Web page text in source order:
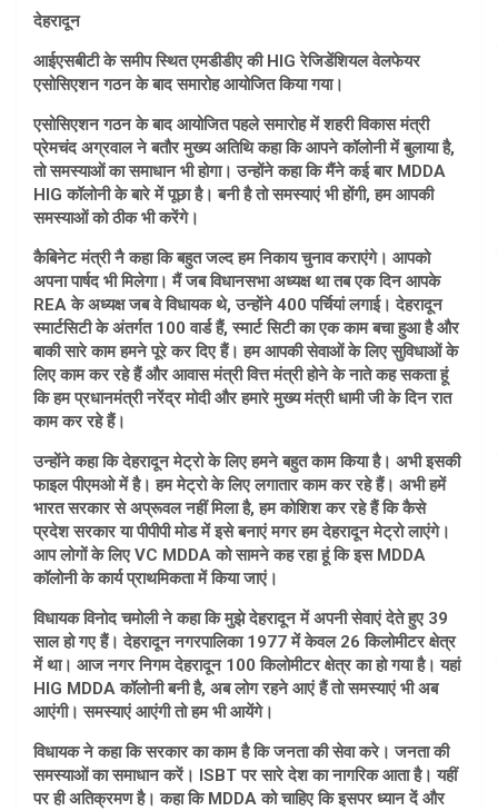
देहरादून
आईएसबीटी के समीप स्थित एमडीडीए की HIG रेजिडेंशियल वेलफेयर
एसोसिएशन गठन के बाद समारोह आयोजित किया गया।
एसोसिएशन गठन के बाद आयोजित पहले समारोह में शहरी विकास मंत्री
प्रेमचंद अग्रवाल ने बतौर मुख्य अतिथि कहा कि आपने कॉलोनी में बुलाया है,
तो समस्याओं का समाधान भी होगा। उन्होंने कहा कि मैंने कई बार MDDA
HIG कॉलोनी के बारे में पूछा है। बनी है तो समस्याएं भी होंगी, हम आपकी
समस्याओं को ठीक भी करेंगे।
कैबिनेट मंत्री नै कहा कि बहुत जल्द हम निकाय चुनाव कराएंगे। आपको
अपना पार्षद भी मिलेगा। मैं जब विधानसभा अध्यक्ष था तब एक दिन आपके
REA के अध्यक्ष जब वे विधायक थे, उन्होंने 400 पर्चियां लगाई। देहरादून
स्मार्टसिटी के अंतर्गत 100 वार्ड हैं, स्मार्ट सिटी का एक काम बचा हुआ है और
बाकी सारे काम हमने पूरे कर दिए हैं। हम आपकी सेवाओं के लिए सुविधाओं के
लिए काम कर रहे हैं और आवास मंत्री वित्त मंत्री होने के नाते कह सकता हूं
कि हम प्रधानमंत्री नरेंद्र मोदी और हमारे मुख्य मंत्री धामी जी के दिन रात
काम कर रहे हैं।
उन्होंने कहा कि देहरादून मेट्रो के लिए हमने बहुत काम किया है। अभी इसकी
फाइल पीएमओ में है। हम मेट्रो के लिए लगातार काम कर रहे हैं। अभी हमें
भारत सरकार से अप्रूवल नहीं मिला है, हम कोशिश कर रहे हैं कि कैसे
प्रदेश सरकार या पीपीपी मोड में इसे बनाएं मगर हम देहरादून मेट्रो लाएंगे।
आप लोगों के लिए VC MDDA को सामने कह रहा हूं कि इस MDDA
कॉलोनी के कार्य प्राथमिकता में किया जाएं।
विधायक विनोद चमोली ने कहा कि मुझे देहरादून में अपनी सेवाएं देते हुए 39
साल हो गए हैं। देहरादून नगरपालिका 1977 में केवल 26 किलोमीटर क्षेत्र
में था। आज नगर निगम देहरादून 100 किलोमीटर क्षेत्र का हो गया है। यहां
HIG MDDA कॉलोनी बनी है, अब लोग रहने आएं हैं तो समस्याएं भी अब
आएंगी। समस्याएं आएंगी तो हम भी आयेंगे।
विधायक ने कहा कि सरकार का काम है कि जनता की सेवा करे। जनता की
समस्याओं का समाधान करें। ISBT पर सारे देश का नागरिक आता है। यहीं
पर ही अतिक्रमण है। कहा कि MDDA को चाहिए कि इसपर ध्यान दें और